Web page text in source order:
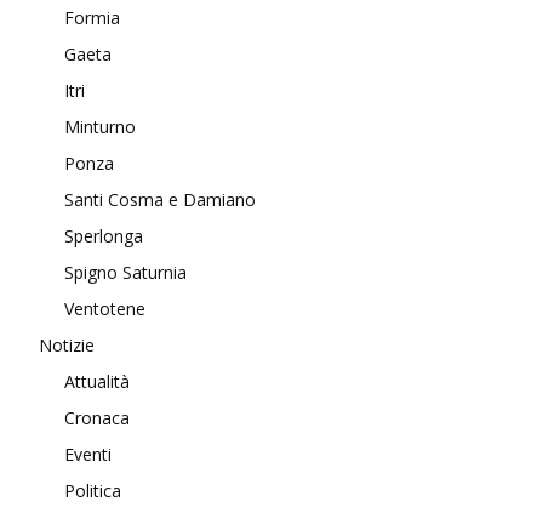
Formia
Gaeta
Itri
Minturno
Ponza
Santi Cosma e Damiano
Sperlonga
Spigno Saturnia
Ventotene
Notizie
Attualità
Cronaca
Eventi
Politica